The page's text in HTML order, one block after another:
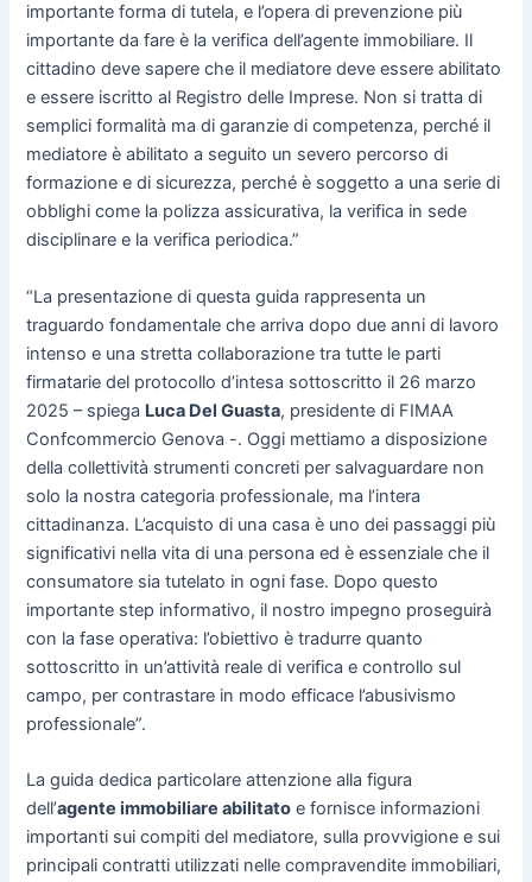
importante forma di tutela, e l’opera di prevenzione più
importante da fare è la verifica dell’agente immobiliare. Il
cittadino deve sapere che il mediatore deve essere abilitato
e essere iscritto al Registro delle Imprese. Non si tratta di
semplici formalità ma di garanzie di competenza, perché il
mediatore è abilitato a seguito un severo percorso di
formazione e di sicurezza, perché è soggetto a una serie di
obblighi come la polizza assicurativa, la verifica in sede
disciplinare e la verifica periodica.”
“La presentazione di questa guida rappresenta un
traguardo fondamentale che arriva dopo due anni di lavoro
intenso e una stretta collaborazione tra tutte le parti
firmatarie del protocollo d’intesa sottoscritto il 26 marzo
2025 – spiega Luca Del Guasta, presidente di FIMAA
Confcommercio Genova -. Oggi mettiamo a disposizione
della collettività strumenti concreti per salvaguardare non
solo la nostra categoria professionale, ma l’intera
cittadinanza. L’acquisto di una casa è uno dei passaggi più
significativi nella vita di una persona ed è essenziale che il
consumatore sia tutelato in ogni fase. Dopo questo
importante step informativo, il nostro impegno proseguirà
con la fase operativa: l’obiettivo è tradurre quanto
sottoscritto in un’attività reale di verifica e controllo sul
campo, per contrastare in modo efficace l’abusivismo
professionale”.
La guida dedica particolare attenzione alla figura
dell’agente immobiliare abilitato e fornisce informazioni
importanti sui compiti del mediatore, sulla provvigione e sui
principali contratti utilizzati nelle compravendite immobiliari,